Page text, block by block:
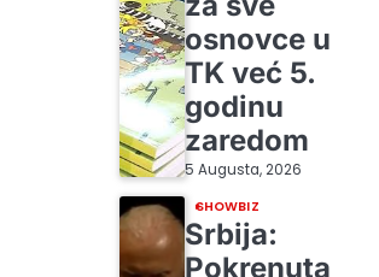
osnovce u
TK već 5.
godinu
zaredom
5 Augusta, 2026
SHOWBIZ
Srbija:
Pokrenuta